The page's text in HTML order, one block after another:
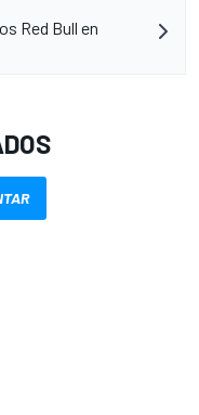
Red Bull en